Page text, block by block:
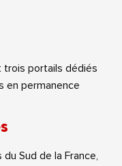
trois portails dédiés
en permanence
Sud de la France,